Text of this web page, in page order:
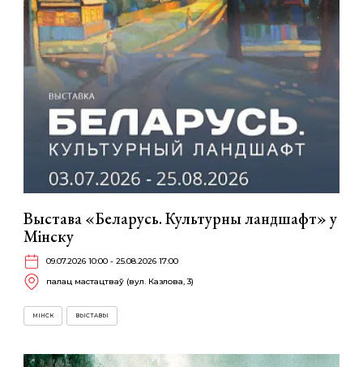
Выстава «Беларусь. Культурны ландшафт» у
Мінску
09.07.2026 10:00 - 25.08.2026 17:00
палац мастацтваў (вул. Казлова, 3)
МІНСК ВЫСТАВЫ